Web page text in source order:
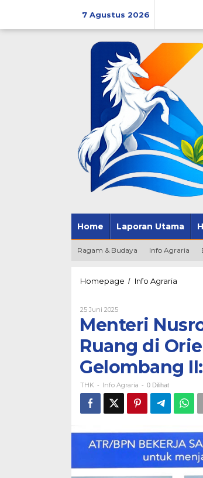
7 Agustus 2026
Home Laporan Utama
Ragam & Budaya Info Agraria
Homepage / Info Agraria
dan
Tata
Ruang
di
Orientasi
Kepala
Daerah
dengan
Pemda
Mutlak
25 Juni 2025Oleh
Menteri
Ruang di
Gelombang
THK - Info Agraria - 0 Dilihat